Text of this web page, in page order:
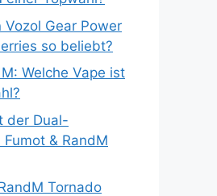
Gear Power
so beliebt?
Welche Vape ist
der Dual-
& RandM
Tornado